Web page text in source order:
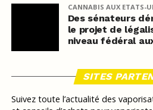
CANNABIS AUX ETATS-
Des sénateurs
le projet de
niveau fédéral
SITES
Suivez toute l’actualité des